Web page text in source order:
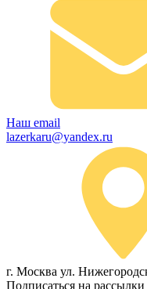
Наш email
lazerkaru@yandex.ru
г. Москва ул.
Подписаться на рассылки